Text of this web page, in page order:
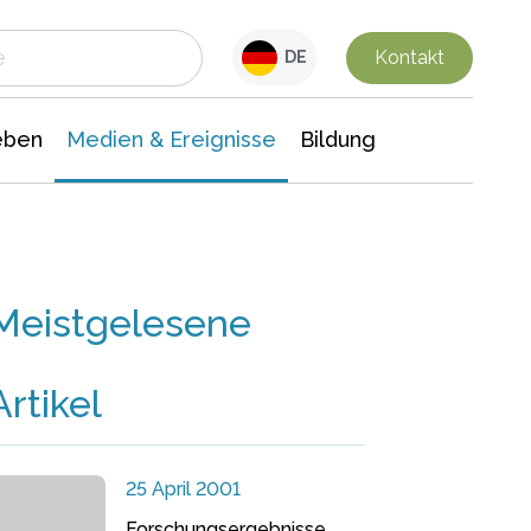
DE Kontakt
Medien & Ereignisse Bildung
25 April 2001